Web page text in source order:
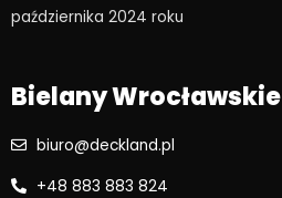
października 2024 roku​
Bielany Wrocławskie
biuro@deckland.pl
+48 883 883 824